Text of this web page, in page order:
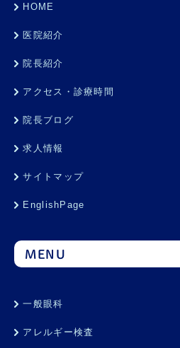
HOME
医院紹介
院長紹介
アクセス・診療時間
院長ブログ
求人情報
サイトマップ
EnglishPage
MENU
一般眼科
アレルギー検査